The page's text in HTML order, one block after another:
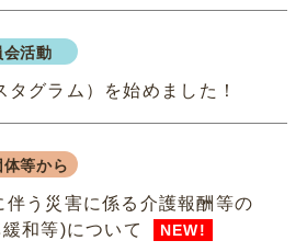
会活動
グラム）を始めました！
体等から
う災害に係る介護報酬等の
和等)について
NEW!